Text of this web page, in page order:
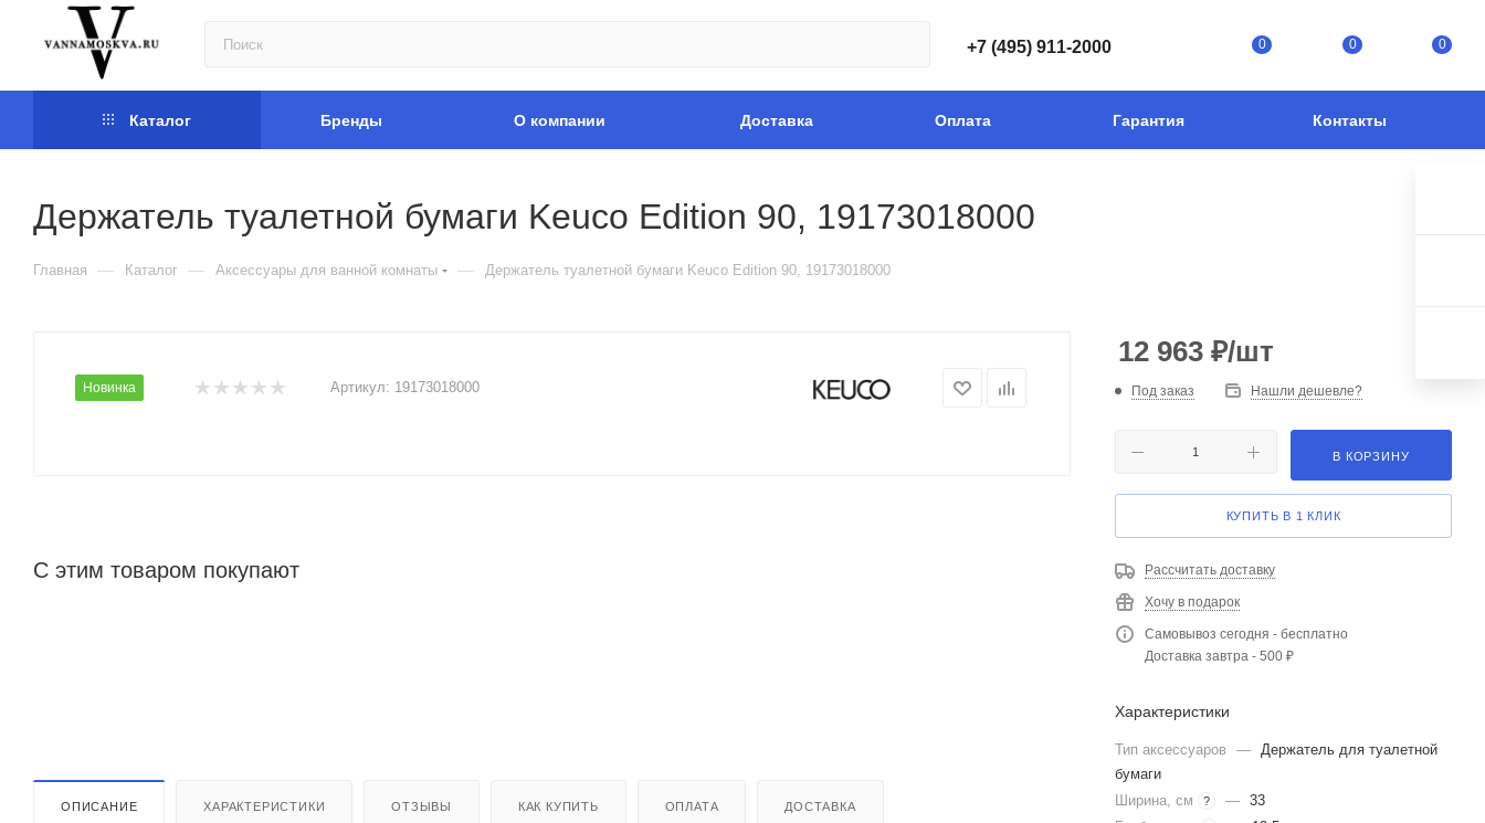
+7 (495) 911-2000 0 0 0
Каталог Бренды О компании Доставка Оплата Гарантия Контакты
Держатель туалетной бумаги Keuco Edition 90, 19173018000
Главная — Каталог — Аксессуары для ванной комнаты — Держатель туалетной бумаги Keuco Edition 90, 19173018000
Новинка Артикул: 19173018000
С этим товаром покупают
ОПИСАНИЕ ХАРАКТЕРИСТИКИ ОТЗЫВЫ КАК КУПИТЬ ОПЛАТА ДОСТАВКА
12 963 ₽/шт
Под заказ Нашли дешевле?
В КОРЗИНУ
КУПИТЬ В 1 КЛИК
Рассчитать доставку
Хочу в подарок
Самовывоз сегодня - бесплатно
Доставка завтра - 500 ₽
Характеристики
Тип аксессуаров — Держатель для туалетной
бумаги
Ширина, см
? — 33